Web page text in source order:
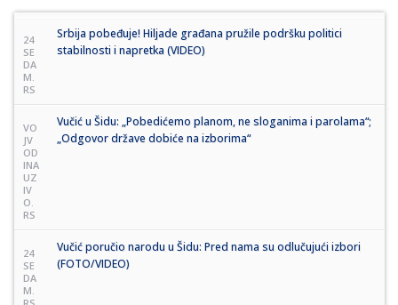
24
SE
DA
M.
RS
Srbija pobeđuje! Hiljade građana pružile podršku politici
stabilnosti i napretka (VIDEO)
VO
JV
OD
INA
UZ
IV
O.
RS
Vučić u Šidu: „Pobedićemo planom, ne sloganima i parolama“;
„Odgovor države dobiće na izborima“
24
SE
DA
M.
Vučić poručio narodu u Šidu: Pred nama su odlučujući izbori
(FOTO/VIDEO)